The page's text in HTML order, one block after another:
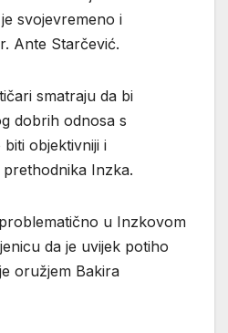
svojevremeno i
Ante Starčević.
smatraju da bi
dobrih odnosa s
objektivniji i
Inzka.
u Inzkovom
da je uvijek potiho
oružjem Bakira